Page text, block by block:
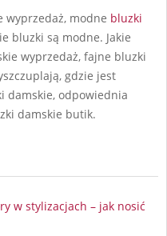
wyprzedaż, modne bluzki
bluzki są modne. Jakie
wyprzedaż, fajne bluzki
gdzie jest
damskie, odpowiednia
damskie butik.
w stylizacjach – jak nosić